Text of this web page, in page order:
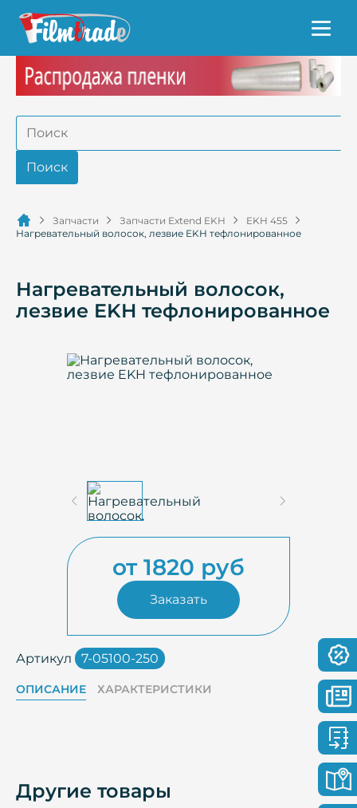
Запчасти Запчасти Extend EKH
EKH 455
Нагревательный волосок, лезвие EKH тефлонированное
Нагревательный волосок,
лезвие EKH тефлонированное
от 1820 руб
Заказать
Артикул 7-05100-250
ОПИСАНИЕ ХАРАКТЕРИСТИКИ
Другие товары